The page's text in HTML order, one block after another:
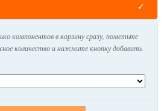
компонентов в корзину сразу, пометьте
количество и нажмите кнопку добавить